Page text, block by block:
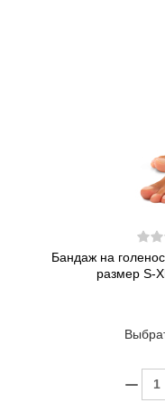
Бандаж на
размер S-